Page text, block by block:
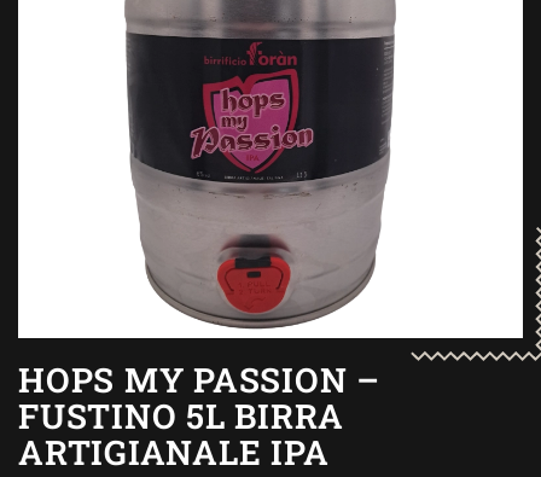
HOPS MY PASSION –
FUSTINO 5L BIRRA
ARTIGIANALE IPA